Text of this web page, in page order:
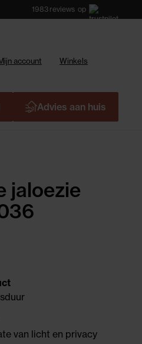
1983 reviews op
account Winkels
Advies aan huis
jaloezie
van licht en privacy